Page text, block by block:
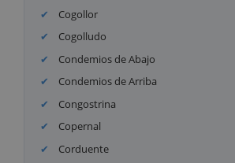
Cogollor
Cogolludo
Condemios de Abajo
Condemios de Arriba
Congostrina
Copernal
Corduente